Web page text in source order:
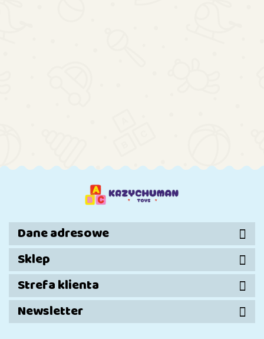
Dane adresowe
Sklep
Strefa klienta
Newsletter